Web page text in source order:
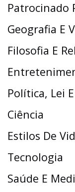
Patrocinado
Geografia E
Filosofia E
Política, Lei
Ciência
Estilos De
Tecnologia
Saúde E